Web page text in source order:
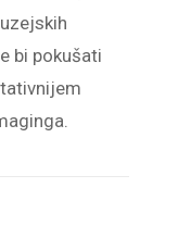
bi pokušati